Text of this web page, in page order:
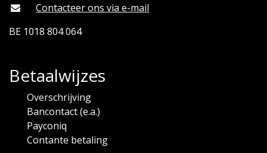
Contacteer ons via e-mail
BE 1018 804 064
Betaalwijzes
Overschrijving
Bancontact (e.a.)
Payconiq
Contante betaling